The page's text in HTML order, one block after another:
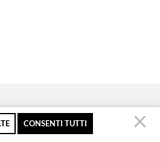
gratuiti fino a 30
Servizio clienti
CONSENTI TUTTI